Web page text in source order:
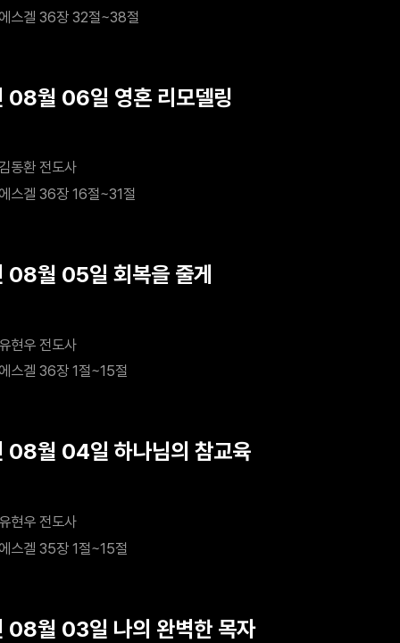
스겔 36장 32절~38절
월 06일 영혼 리모델링
동환 전도사
스겔 36장 16절~31절
월 05일 회복을 줄게
현우 전도사
스겔 36장 1절~15절
월 04일 하나님의 참교육
현우 전도사
스겔 35장 1절~15절
월 03일 나의 완벽한 목자